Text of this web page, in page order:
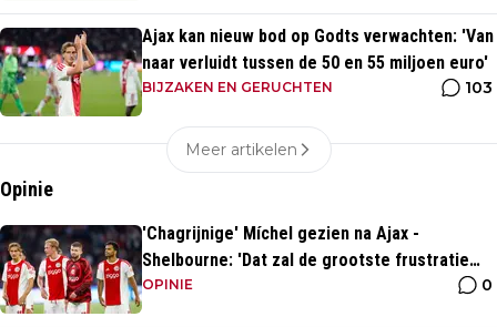
Ajax kan nieuw bod op Godts verwachten: 'Van
naar verluidt tussen de 50 en 55 miljoen euro'
BIJZAKEN EN GERUCHTEN 103
Meer artikelen
Opinie
'Chagrijnige' Míchel gezien na Ajax -
Shelbourne: 'Dat zal de grootste frustratie
zijn'
OPINIE 0